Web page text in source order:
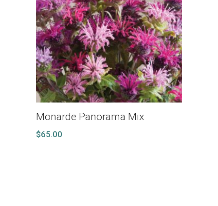
Monarde Panorama Mix
$65.00